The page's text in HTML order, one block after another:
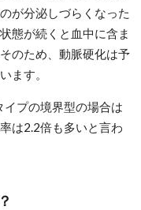
が分泌しづらくなった
態が続くと血中に含ま
のため、動脈硬化は予
ます。
プの境界型の場合は
は2.2倍も多いと言わ